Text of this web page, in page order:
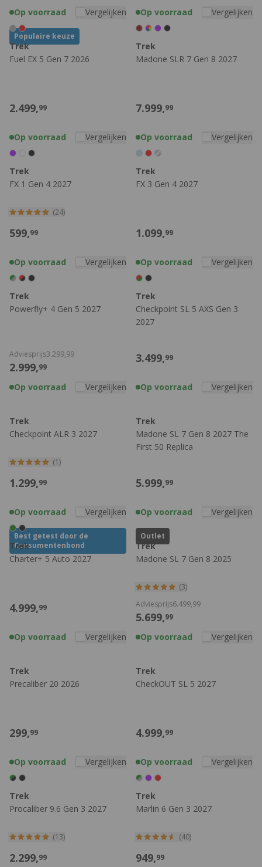
Op voorraad Vergelijken Op voorraad Vergelijken
Populaire keuze
Trek
Fuel EX 5 Gen 7 2026
2.499,99
Op voorraad Vergelijken
Trek
Madone SLR 7 Gen 8 2027
7.999,99
Op voorraad Vergelijken
Trek
FX 1 Gen 4 2027
(24)
599,99
Op voorraad Vergelijken
Trek
FX 3 Gen 4 2027
1.099,99
Op voorraad Vergelijken
Trek
Powerfly+ 4 Gen 5 2027
2.999,99
Adviesprijs3.299,99
Op voorraad Vergelijken
Trek
Checkpoint SL 5 AXS Gen 3
2027
3.499,99
Op voorraad Vergelijken
Trek
Checkpoint ALR 3 2027
(1)
1.299,99
Op voorraad Vergelijken
Trek
Madone SL 7 Gen 8 2027 The
First 50 Replica
5.999,99
Op voorraad Vergelijken
Best getest door de
Consumentenbond
Trek
Charter+ 5 Auto 2027
4.999,99
Op voorraad Vergelijken
Outlet
Trek
Madone SL 7 Gen 8 2025
(3)
5.699,99
Adviesprijs6.499,99
Op voorraad Vergelijken
Trek
Precaliber 20 2026
299,99
Op voorraad Vergelijken
Trek
CheckOUT SL 5 2027
4.999,99
Op voorraad Vergelijken
Trek
Procaliber 9.6 Gen 3 2027
(13)
2.299,99
Trek
Marlin 6 Gen 3 2027
(40)
949,99